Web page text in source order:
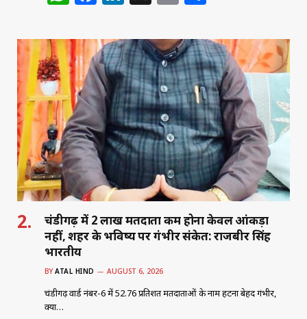
at
s
A
p
p
c
e
b
o
o
k
k
e
dI
n
ai
l
ar
e
चंडीगढ़ में 2 लाख मतदाता कम होना केवल आंकड़ा
नहीं, शहर के भविष्य पर गंभीर संकेत: राजबीर सिंह
भारतीय
BY ATAL HIND AUGUST 6, 2026
चंडीगढ़ वार्ड नंबर-6 में 52.76 प्रतिशत मतदाताओं के नाम हटना बेहद गंभीर,
क्या…